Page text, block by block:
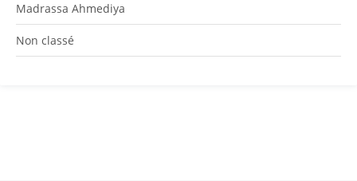
Madrassa Ahmediya
Non classé